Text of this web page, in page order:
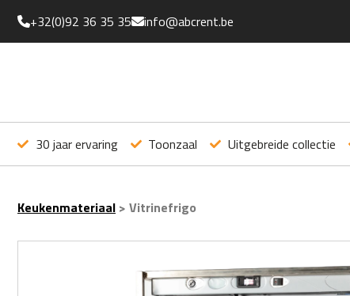
+32(0)92 36 35 35 info@abcrent.be
30 jaar ervaring Toonzaal Uitgebreide collectie
Keukenmateriaal > Vitrinefrigo